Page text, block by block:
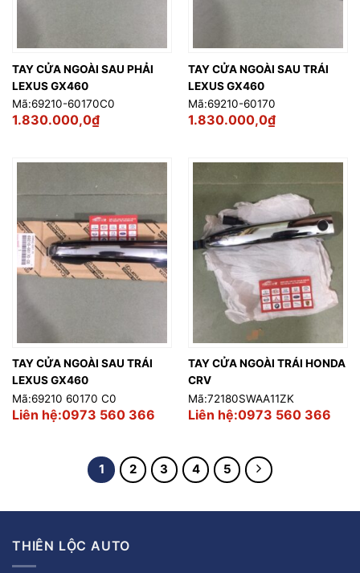
TAY CỬA NGOÀI SAU PHẢI
LEXUS GX460
Mã:69210-60170C0
1.830.000,0₫
TAY CỬA NGOÀI SAU TRÁI
LEXUS GX460
Mã:69210-60170
1.830.000,0₫
TAY CỬA NGOÀI SAU TRÁI
LEXUS GX460
Mã:69210 60170 C0
Liên hệ:0973 560 366
TAY CỬA NGOÀI TRÁI HONDA
CRV
Mã:72180SWAA11ZK
Liên hệ:0973 560 366
1 2 3 4 5
THIÊN LỘC AUTO